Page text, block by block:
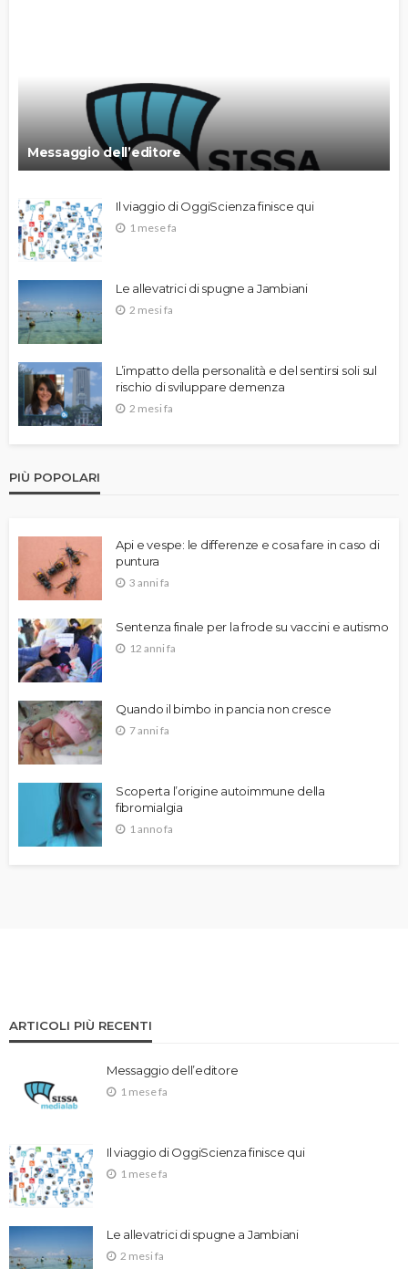
Messaggio dell’editore
Il viaggio di OggiScienza finisce qui
1 mese fa
Le allevatrici di spugne a Jambiani
2 mesi fa
L’impatto della personalità e del sentirsi soli sul
rischio di sviluppare demenza
2 mesi fa
PIÙ POPOLARI
Api e vespe: le differenze e cosa fare in caso di
puntura
3 anni fa
Sentenza finale per la frode su vaccini e autismo
12 anni fa
Quando il bimbo in pancia non cresce
7 anni fa
Scoperta l’origine autoimmune della
fibromialgia
1 anno fa
ARTICOLI PIÙ RECENTI
Messaggio dell’editore
1 mese fa
Il viaggio di OggiScienza finisce qui
1 mese fa
Le allevatrici di spugne a Jambiani
2 mesi fa